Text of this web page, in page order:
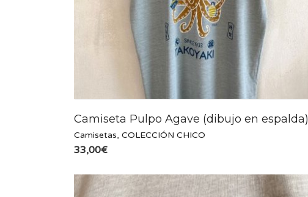
Camiseta Pulpo Agave (dibujo en espalda)
Camisetas, COLECCIÓN CHICO
33,00€